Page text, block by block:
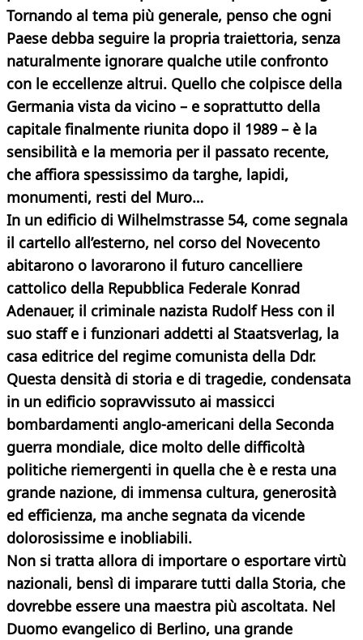
Tornando al tema più generale, penso che ogni
Paese debba seguire la propria traiettoria, senza
naturalmente ignorare qualche utile confronto
con le eccellenze altrui. Quello che colpisce della
Germania vista da vicino – e soprattutto della
capitale finalmente riunita dopo il 1989 – è la
sensibilità e la memoria per il passato recente,
che affiora spessissimo da targhe, lapidi,
monumenti, resti del Muro…
In un edificio di Wilhelmstrasse 54, come segnala
il cartello all’esterno, nel corso del Novecento
abitarono o lavorarono il futuro cancelliere
cattolico della Repubblica Federale Konrad
Adenauer, il criminale nazista Rudolf Hess con il
suo staff e i funzionari addetti al Staatsverlag, la
casa editrice del regime comunista della Ddr.
Questa densità di storia e di tragedie, condensata
in un edificio sopravvissuto ai massicci
bombardamenti anglo-americani della Seconda
guerra mondiale, dice molto delle difficoltà
politiche riemergenti in quella che è e resta una
grande nazione, di immensa cultura, generosità
ed efficienza, ma anche segnata da vicende
dolorosissime e inobliabili.
Non si tratta allora di importare o esportare virtù
nazionali, bensì di imparare tutti dalla Storia, che
dovrebbe essere una maestra più ascoltata. Nel
Duomo evangelico di Berlino, una grande